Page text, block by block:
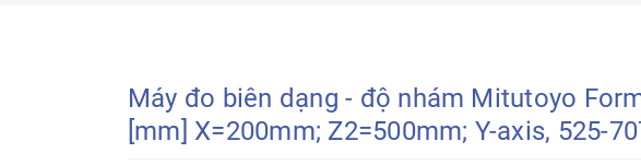
Máy đo biên dạng - độ nhám Mitutoyo
[mm] X=200mm; Z2=500mm; Y-axis, 525-